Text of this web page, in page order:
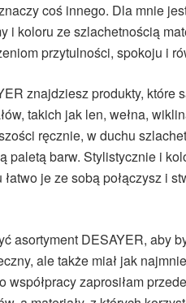
coś innego. Dla mnie
i koloru ze szlachetnością
przytulności, spokoju i
znajdziesz produkty, które
takich jak len, wełna,
ręcznie, w duchu
paletą barw. Stylistycznie i
łatwo je ze sobą połączysz i
asortyment DESAYER, aby
ale także miał jak
współpracy zaprosiłam